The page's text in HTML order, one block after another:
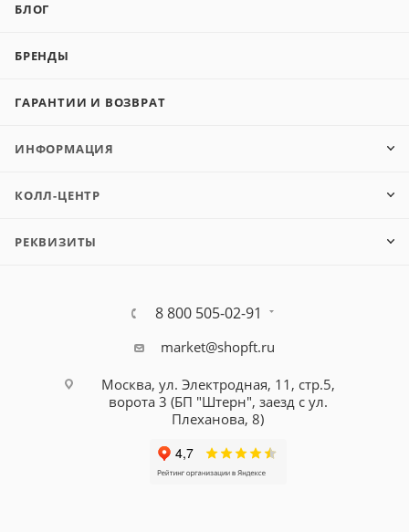
БЛОГ
БРЕНДЫ
ГАРАНТИИ И ВОЗВРАТ
ИНФОРМАЦИЯ
КОЛЛ-ЦЕНТР
РЕКВИЗИТЫ
8 800 505-02-91
market@shopft.ru
Москва, ул. Электродная, 11, стр.5,
ворота 3 (БП "Штерн", заезд с ул.
Плеханова, 8)